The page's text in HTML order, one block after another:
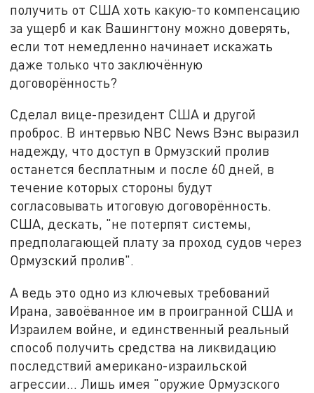
получить от США хоть какую-то компенсацию
за ущерб и как Вашингтону можно доверять,
если тот немедленно начинает искажать
даже только что заключённую
договорённость?
Сделал вице-президент США и другой
проброс. В интервью NBC News Вэнс выразил
надежду, что доступ в Ормузский пролив
останется бесплатным и после 60 дней, в
течение которых стороны будут
согласовывать итоговую договорённость.
США, дескать, "не потерпят системы,
предполагающей плату за проход судов через
Ормузский пролив".
А ведь это одно из ключевых требований
Ирана, завоёванное им в проигранной США и
Израилем войне, и единственный реальный
способ получить средства на ликвидацию
последствий американо-израильской
агрессии… Лишь имея "оружие Ормузского